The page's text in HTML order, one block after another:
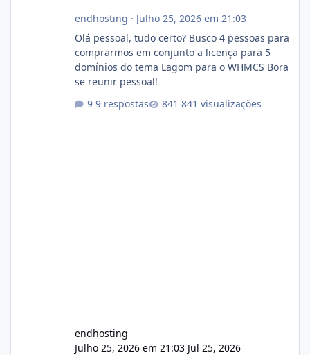
endhosting · Julho 25, 2026 em 21:03
Olá pessoal, tudo certo? Busco 4 pessoas para
comprarmos em conjunto a licença para 5
domínios do tema Lagom para o WHMCS Bora
se reunir pessoal!
9 respostas
841 visualizações
endhosting
Julho 25, 2026 em 21:03 Jul 25, 2026